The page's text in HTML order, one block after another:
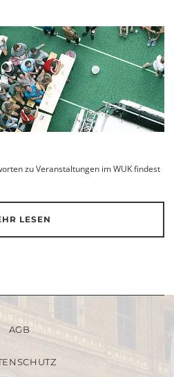
zu Veranstaltungen im WUK findest
LESEN
AGB